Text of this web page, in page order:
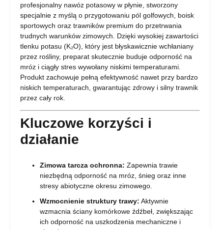
profesjonalny nawóz potasowy w płynie, stworzony
specjalnie z myślą o przygotowaniu pól golfowych, boisk
sportowych oraz trawników premium do przetrwania
trudnych warunków zimowych. Dzięki wysokiej zawartości
tlenku potasu (K₂O), który jest błyskawicznie wchłaniany
przez rośliny, preparat skutecznie buduje odporność na
mróz i ciągły stres wywołany niskimi temperaturami.
Produkt zachowuje pełną efektywność nawet przy bardzo
niskich temperaturach, gwarantując zdrowy i silny trawnik
przez cały rok.
Kluczowe korzyści i
działanie
Zimowa tarcza ochronna: Zapewnia trawie
niezbędną odporność na mróz, śnieg oraz inne
stresy abiotyczne okresu zimowego.
Wzmocnienie struktury trawy: Aktywnie
wzmacnia ściany komórkowe źdźbeł, zwiększając
ich odporność na uszkodzenia mechaniczne i